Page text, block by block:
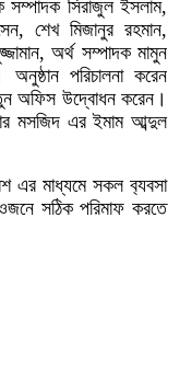
সম্পাদক সিরাজুল ইসলাম,
শেখ মিজানুর রহমান,
অর্থ সম্পাদক মামুন
পরিচালনা করেন
অফিস উদ্বোধন করেন।
মসজিদ এর ইমাম আব্দুল
এর মাধ্যমে সকল ব‍্যবসা
সঠিক পরিমাফ করতে